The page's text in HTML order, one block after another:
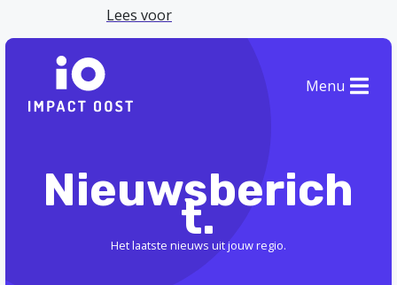
Lees voor
Menu
Nieuwsberich
t.
Het laatste nieuws uit jouw regio.